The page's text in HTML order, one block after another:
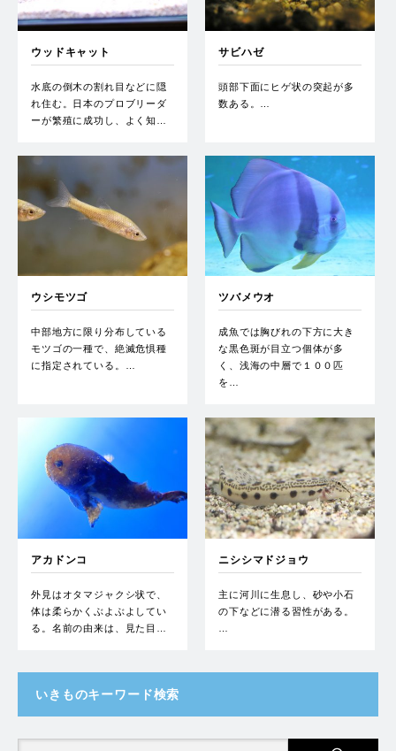
ウッドキャット
水底の倒木の割れ目などに隠
れ住む。日本のプロブリーダ
ーが繁殖に成功し、よく知…
サビハゼ
頭部下面にヒゲ状の突起が多
数ある。…
ウシモツゴ
中部地方に限り分布している
モツゴの一種で、絶滅危惧種
に指定されている。…
ツバメウオ
成魚では胸びれの下方に大き
な黒色斑が目立つ個体が多
く、浅海の中層で１００匹
を…
アカドンコ
外見はオタマジャクシ状で、
体は柔らかくぶよぶよしてい
る。名前の由来は、見た目…
ニシシマドジョウ
主に河川に生息し、砂や小石
の下などに潜る習性がある。
いきものキーワード検索